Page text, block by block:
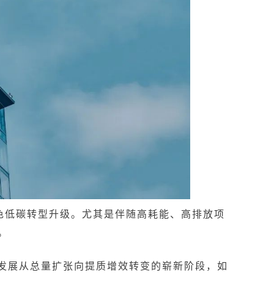
碳转型升级。尤其是伴随高耗能、高排放项
从总量扩张向提质增效转变的崭新阶段，如